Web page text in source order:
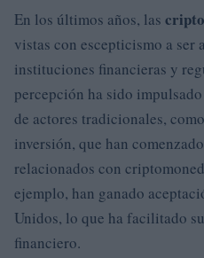
En los últimos años, las
vistas con escepticismo a ser
instituciones financieras y
percepción ha sido
de actores tradicionales,
inversión, que han
relacionados con
ejemplo, han ganado
Unidos, lo que ha facilitado
financiero.